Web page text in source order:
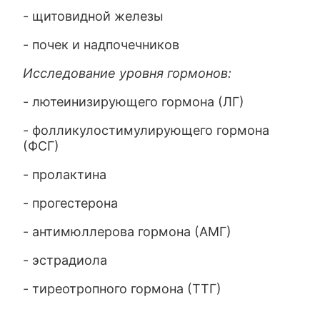
- щитовидной железы
- почек и надпочечников
Исследование уровня гормонов:
- лютеинизирующего гормона (ЛГ)
- фолликулостимулирующего гормона
(ФСГ)
- пролактина
- прогестерона
- антимюллерова гормона (АМГ)
- эстрадиола
- тиреотропного гормона (ТТГ)